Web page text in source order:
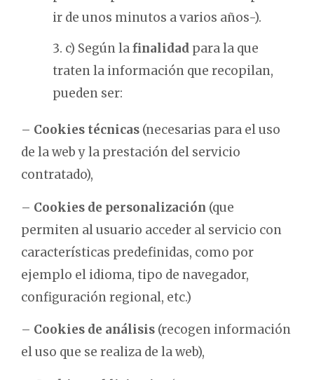
ir de unos minutos a varios años-).
c) Según lafinalidad para la que
traten la información que recopilan,
pueden ser:
– Cookies técnicas (necesarias para el uso
de la web y la prestación del servicio
contratado),
– Cookies de personalización (que
permiten al usuario acceder al servicio con
características predefinidas, como por
ejemplo el idioma, tipo de navegador,
configuración regional, etc.)
– Cookies de análisis (recogen información
el uso que se realiza de la web),